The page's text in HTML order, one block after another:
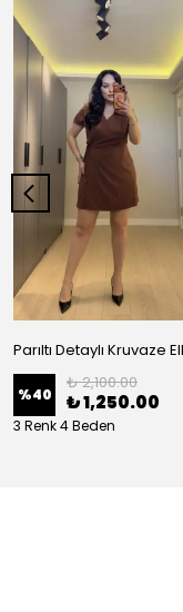
Parıltı Detaylı Kruvaze
%40
₺ 2,100.00
₺ 1,250.00
3 Renk 4 Beden